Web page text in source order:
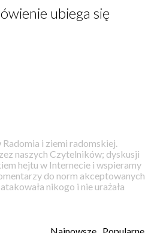
ubiega się
i ziemi radomskiej.
naszych Czytelników; dyskusji
hejtu w Internecie i wspieramy
do norm akceptowanych
nikogo i nie urażała